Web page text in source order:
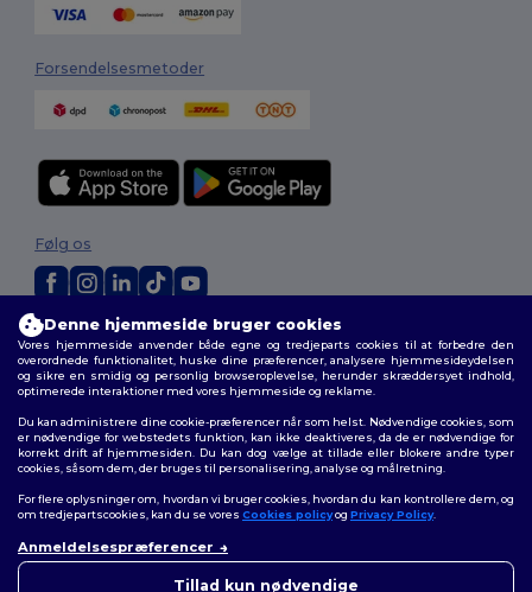
Forsendelsesmetoder
2026. Alle rettigheder forbeholdes
Vilkår og Betingelser| Tilpasset politik|Fortrolighedspolitik|Politik for
cookies|Sitemap
Følg os
Denne hjemmeside bruger cookies
Vores hjemmeside anvender både egne og tredjeparts cookies til at forbedre den
overordnede funktionalitet, huske dine præferencer, analysere hjemmesideydelsen
og sikre en smidig og personlig browseroplevelse, herunder skræddersyet indhold,
optimerede interaktioner med vores hjemmeside og reklame.
Du kan administrere dine cookie-præferencer når som helst. Nødvendige cookies, som
er nødvendige for webstedets funktion, kan ikke deaktiveres, da de er nødvendige for
korrekt drift af hjemmesiden. Du kan dog vælge at tillade eller blokere andre typer
cookies, såsom dem, der bruges til personalisering, analyse og målretning.
For flere oplysninger om, hvordan vi bruger cookies, hvordan du kan kontrollere dem, og
om tredjepartscookies, kan du se vores Cookies policyog Privacy Policy.
Anmeldelsespræferencer
Tillad kun nødvendige